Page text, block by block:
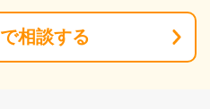
で相談する